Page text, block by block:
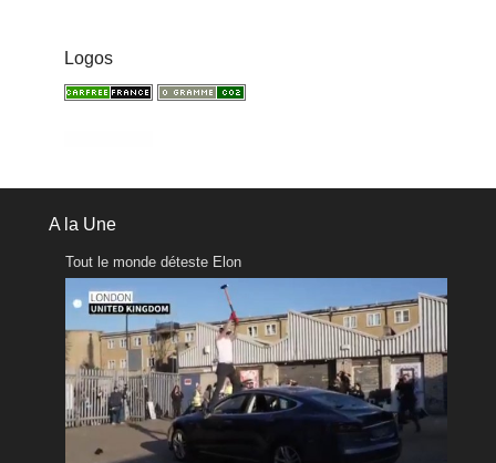
Logos
A la Une
Tout le monde déteste Elon